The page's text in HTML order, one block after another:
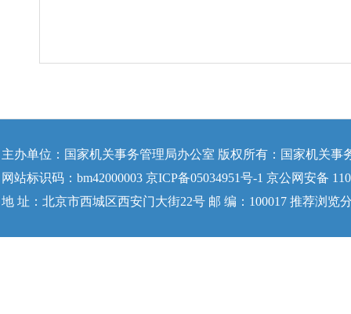
主办单位：国家机关事务管理局办公室 版权所有：国家机关事
网站标识码：bm42000003 京ICP备05034951号-1 京公网安备
地 址：北京市西城区西安门大街22号 邮 编：100017 推荐浏览